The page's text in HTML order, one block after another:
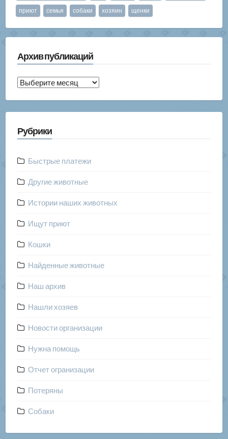
приют семья собаки хозяин щенки
Архив публикаций
Архив
Рубрики
Быстрые платежи
Другие животные
Истории наших животных
Ищут приют
Кошки
Найденные животные
Наш архив
Нашли хозяев
Новости организации
Нужна помощь
Отчет огранизации
Потеряны
Собаки